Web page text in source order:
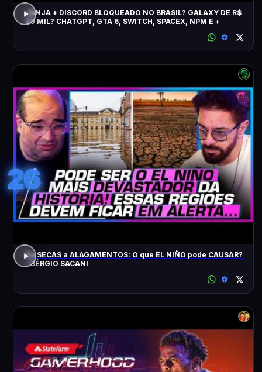
JANJA + DISCORD BLOQUEADO NO BRASIL? GALAXY DE R$
20 MIL? CHATGPT, GTA 6, SWITCH, SPACEX, NPM E +
26
De SECAS a ALAGAMENTOS: O que EL NIÑO pode CAUSAR?
- SÉRGIO SACANI